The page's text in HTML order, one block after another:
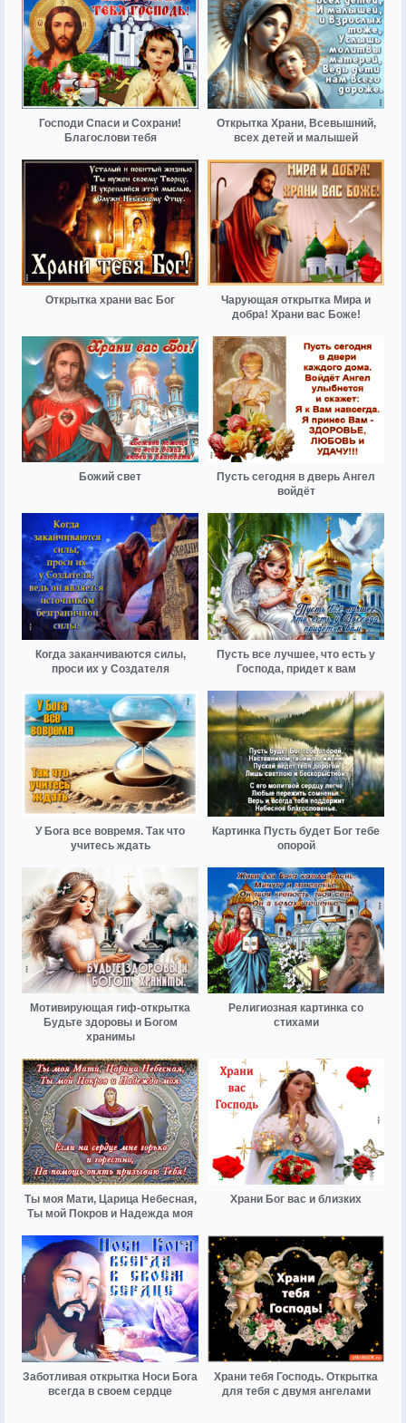
Господи Спаси и Сохрани!
Благослови тебя
Открытка Храни, Всевышний,
всех детей и малышей
Открытка храни вас Бог
Чарующая открытка Мира и
добра! Храни вас Боже!
Божий свет
Пусть сегодня в дверь Ангел
войдёт
Когда заканчиваются силы,
проси их у Создателя
Пусть все лучшее, что есть у
Господа, придет к вам
У Бога все вовремя. Так что
учитесь ждать
Картинка Пусть будет Бог тебе
опорой
Мотивирующая гиф-открытка
Будьте здоровы и Богом
хранимы
Религиозная картинка со
стихами
Ты моя Мати, Царица Небесная,
Ты мой Покров и Надежда моя
Храни Бог вас и близких
Заботливая открытка Носи Бога
всегда в своем сердце
Храни тебя Господь. Открытка
для тебя с двумя ангелами